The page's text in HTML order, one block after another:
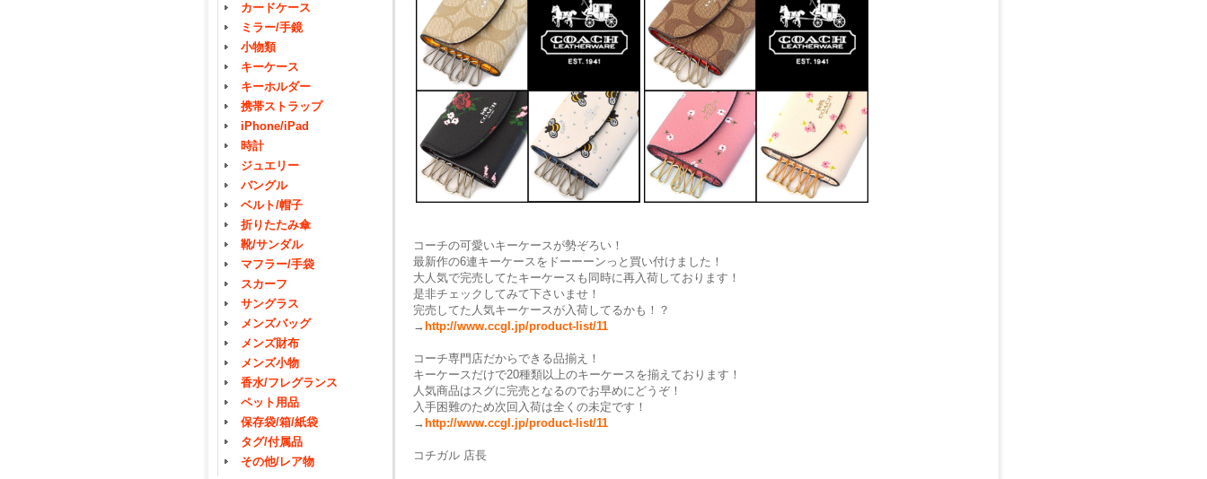
カードケース
ミラー/手鏡
小物類
キーケース
キーホルダー
携帯ストラップ
iPhone/iPad
時計
ジュエリー
バングル
ベルト/帽子
折りたたみ傘
靴/サンダル
マフラー/手袋
スカーフ
サングラス
メンズバッグ
メンズ財布
メンズ小物
香水/フレグランス
ペット用品
保存袋/箱/紙袋
タグ/付属品
その他/レア物
コーチの可愛いキーケースが勢ぞろい！
最新作の6連キーケースをドーーーンっと買い付けました！
大人気で完売してたキーケースも同時に再入荷しております！
是非チェックしてみて下さいませ！
完売してた人気キーケースが入荷してるかも！？
→ http://www.ccgl.jp/product-list/11
コーチ専門店だからできる品揃え！
キーケースだけで20種類以上のキーケースを揃えております！
人気商品はスグに完売となるのでお早めにどうぞ！
入手困難のため次回入荷は全くの未定です！
→ http://www.ccgl.jp/product-list/11
コチガル 店長